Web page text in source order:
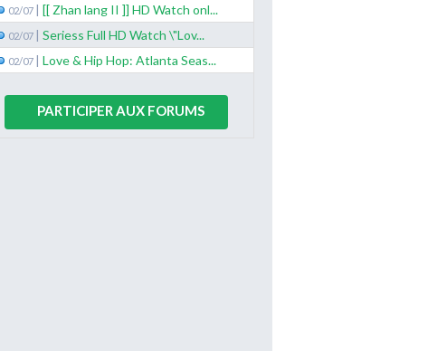
02/07 | [[ Zhan lang II ]] HD Watch onl...
02/07 | Seriess Full HD Watch \"Lov...
02/07 | Love & Hip Hop: Atlanta Seas...
PARTICIPER AUX FORUMS